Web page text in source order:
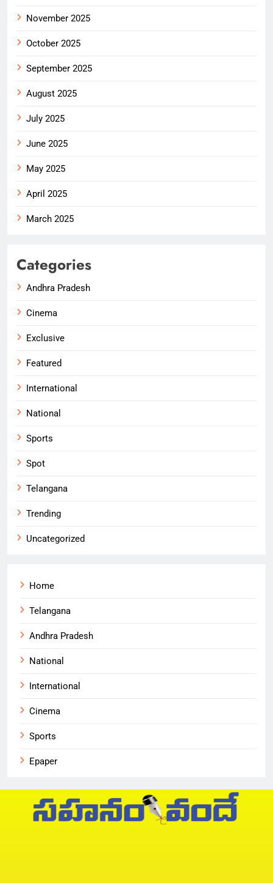
November 2025
October 2025
September 2025
August 2025
July 2025
June 2025
May 2025
April 2025
March 2025
Categories
Andhra Pradesh
Cinema
Exclusive
Featured
International
National
Sports
Spot
Telangana
Trending
Uncategorized
Home
Telangana
Andhra Pradesh
National
International
Cinema
Sports
Epaper